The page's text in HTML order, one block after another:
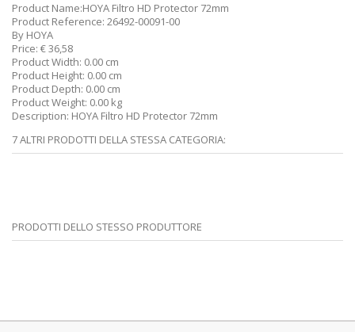
Product Name:HOYA Filtro HD Protector 72mm
Product Reference: 26492-00091-00
By HOYA
Price: €36,58
Product Width: 0.00 cm
Product Height: 0.00 cm
Product Depth: 0.00 cm
Product Weight: 0.00 kg
Description: HOYA Filtro HD Protector 72mm
7 ALTRI PRODOTTI DELLA STESSA CATEGORIA:
PRODOTTI DELLO STESSO PRODUTTORE